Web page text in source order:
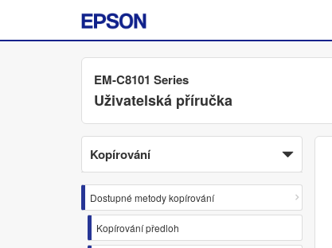
EM-C8101 Series
Uživatelská příručka
Kopírování
Dostupné metody kopírování
Kopírování předloh